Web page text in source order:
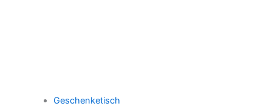
Geschenketisch